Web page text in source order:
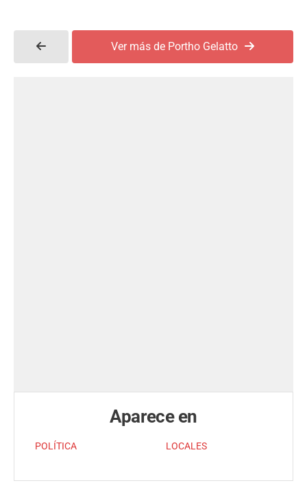
Ver más de Portho Gelatto
Aparece en
POLÍTICA LOCALES